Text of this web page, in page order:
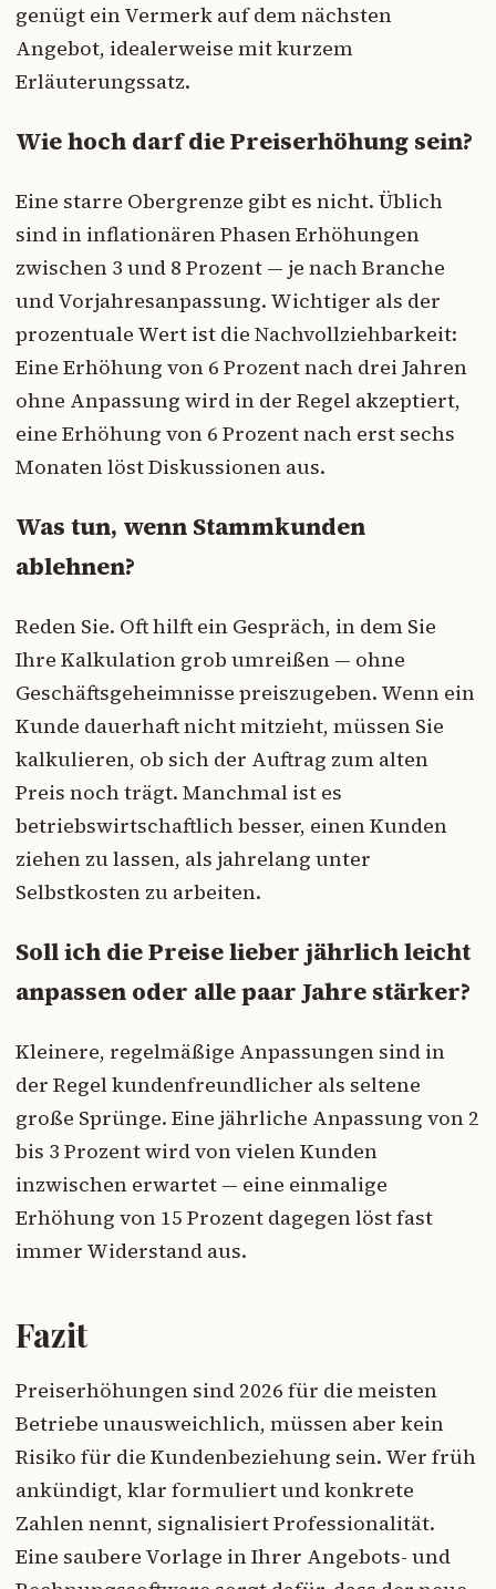
genügt ein Vermerk auf dem nächsten
Angebot, idealerweise mit kurzem
Erläuterungssatz.
Wie hoch darf die Preiserhöhung sein?
Eine starre Obergrenze gibt es nicht. Üblich
sind in inflationären Phasen Erhöhungen
zwischen 3 und 8 Prozent — je nach Branche
und Vorjahresanpassung. Wichtiger als der
prozentuale Wert ist die Nachvollziehbarkeit:
Eine Erhöhung von 6 Prozent nach drei Jahren
ohne Anpassung wird in der Regel akzeptiert,
eine Erhöhung von 6 Prozent nach erst sechs
Monaten löst Diskussionen aus.
Was tun, wenn Stammkunden
ablehnen?
Reden Sie. Oft hilft ein Gespräch, in dem Sie
Ihre Kalkulation grob umreißen — ohne
Geschäftsgeheimnisse preiszugeben. Wenn ein
Kunde dauerhaft nicht mitzieht, müssen Sie
kalkulieren, ob sich der Auftrag zum alten
Preis noch trägt. Manchmal ist es
betriebswirtschaftlich besser, einen Kunden
ziehen zu lassen, als jahrelang unter
Selbstkosten zu arbeiten.
Soll ich die Preise lieber jährlich leicht
anpassen oder alle paar Jahre stärker?
Kleinere, regelmäßige Anpassungen sind in
der Regel kundenfreundlicher als seltene
große Sprünge. Eine jährliche Anpassung von 2
bis 3 Prozent wird von vielen Kunden
inzwischen erwartet — eine einmalige
Erhöhung von 15 Prozent dagegen löst fast
immer Widerstand aus.
Fazit
Preiserhöhungen sind 2026 für die meisten
Betriebe unausweichlich, müssen aber kein
Risiko für die Kundenbeziehung sein. Wer früh
ankündigt, klar formuliert und konkrete
Zahlen nennt, signalisiert Professionalität.
Eine saubere Vorlage in Ihrer Angebots- und